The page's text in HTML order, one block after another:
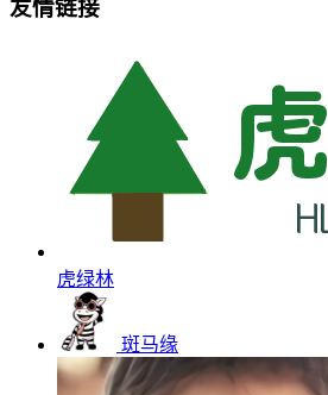
友情链接
虎绿林
斑马缘